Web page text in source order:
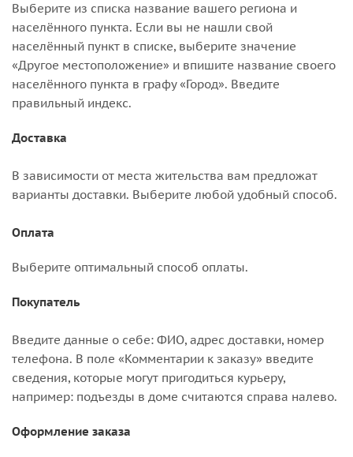
Выберите из списка название вашего региона и
населённого пункта. Если вы не нашли свой
населённый пункт в списке, выберите значение
«Другое местоположение» и впишите название своего
населённого пункта в графу «Город». Введите
правильный индекс.
Доставка
В зависимости от места жительства вам предложат
варианты доставки. Выберите любой удобный способ.
Оплата
Выберите оптимальный способ оплаты.
Покупатель
Введите данные о себе: ФИО, адрес доставки, номер
телефона. В поле «Комментарии к заказу» введите
сведения, которые могут пригодиться курьеру,
например: подъезды в доме считаются справа налево.
Оформление заказа